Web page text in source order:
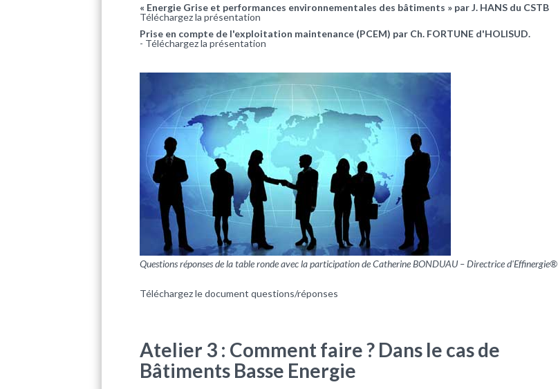
« Energie Grise et performances environnementales des bâtiments » par J. HANS du CSTB
Téléchargez la présentation
Prise en compte de l'exploitation maintenance (PCEM) par Ch. FORTUNE d'HOLISUD.
- Téléchargez la présentation
Questions réponses de la table ronde avec la participation de Catherine BONDUAU – Directrice d'Effinergie®
Téléchargez le document questions/réponses
Atelier 3 : Comment faire ? Dans le cas de
Bâtiments Basse Energie